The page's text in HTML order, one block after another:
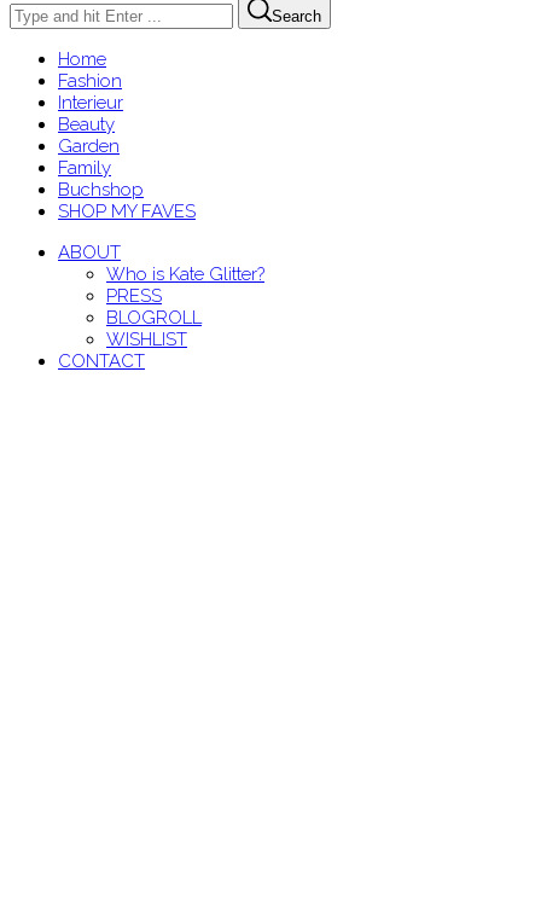
Search
Home
Fashion
Interieur
Beauty
Garden
Family
Buchshop
SHOP MY FAVES
ABOUT
Who is Kate Glitter?
PRESS
BLOGROLL
WISHLIST
CONTACT